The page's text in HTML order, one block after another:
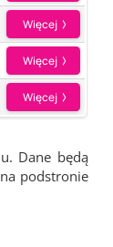
Więcej
Więcej
Więcej
Dane będą
podstronie